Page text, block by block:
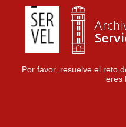
Por favor, resuelve el reto
eres